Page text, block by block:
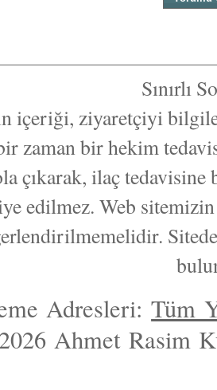
Sınırlı
içeriği, ziyaretçiyi
zaman bir hekim
çıkarak, ilaç
edilmez. Web
Adresleri:Tüm
Ahmet Rasim